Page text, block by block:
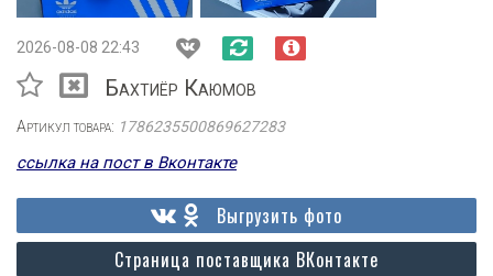
2026-08-08 22:43
Бахтиёр Каюмов
Артикул товара: 1786235500869627283
ссылка на пост в Вконтакте
Страница поставщика ВКонтакте
Выгрузить фото